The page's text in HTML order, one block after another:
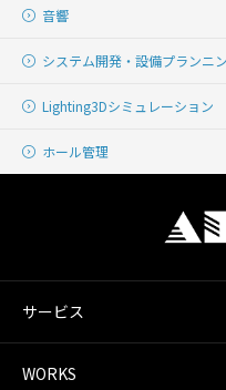
音響
システム開発・ 設備プランニ
Lighting3Dシミュレーション
ホール管理
サービス
WORKS